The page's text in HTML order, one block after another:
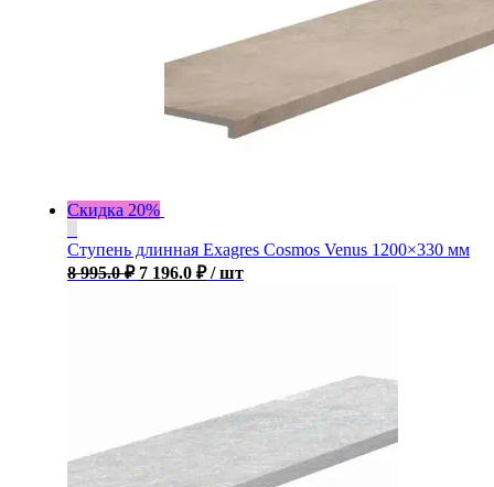
Скидка 20%
Ступень длинная Exagres Cosmos Venus 1200×330 мм
8 995.0₽ 7 196.0 ₽ / шт